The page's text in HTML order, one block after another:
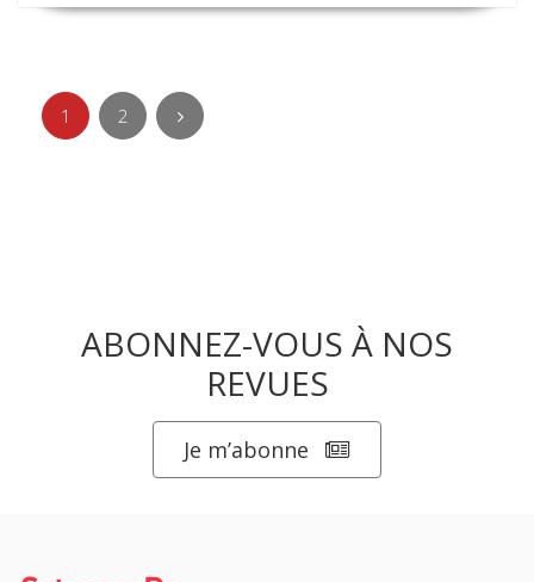
1 2
ABONNEZ-VOUS À NOS
REVUES
Je m’abonne